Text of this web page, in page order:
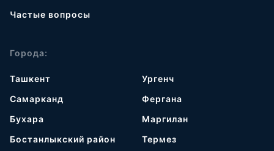
Частые вопросы
Города:
Ташкент
Самарканд
Бухара
Бостанлыкский район
Ургенч
Фергана
Маргилан
Термез